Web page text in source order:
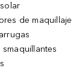
de maquillaje